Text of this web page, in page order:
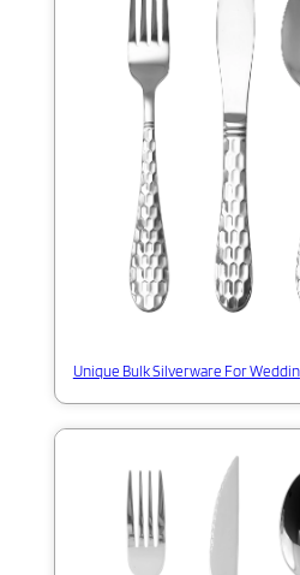
Unique Bulk Silverware For